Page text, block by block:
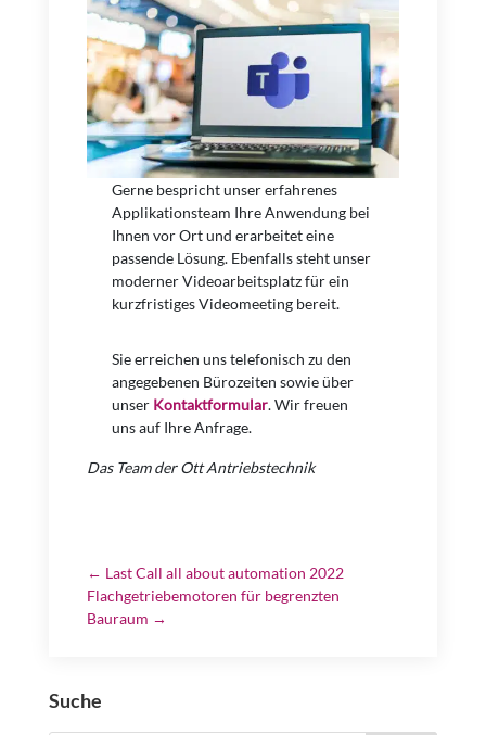
Gerne bespricht unser erfahrenes
Applikationsteam Ihre Anwendung bei
Ihnen vor Ort und erarbeitet eine
passende Lösung. Ebenfalls steht unser
moderner Videoarbeitsplatz für ein
kurzfristiges Videomeeting bereit.
Sie erreichen uns telefonisch zu den
angegebenen Bürozeiten sowie über
unser Kontaktformular. Wir freuen
uns auf Ihre Anfrage.
Das Team der Ott Antriebstechnik
← Last Call all about automation 2022
Flachgetriebemotoren für begrenzten
Bauraum →
Suche